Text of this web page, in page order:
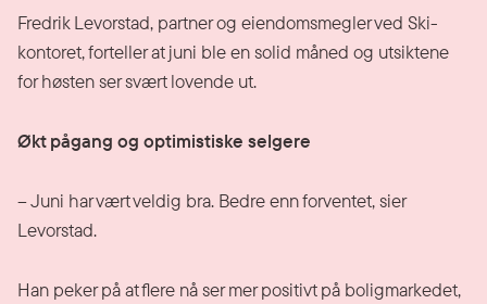
Fredrik Levorstad, partner og eiendomsmegler ved Ski-
kontoret, forteller at juni ble en solid måned og utsiktene
for høsten ser svært lovende ut.
Økt pågang og optimistiske selgere
– Juni har vært veldig bra. Bedre enn forventet, sier
Levorstad.
Han peker på at flere nå ser mer positivt på boligmarkedet,